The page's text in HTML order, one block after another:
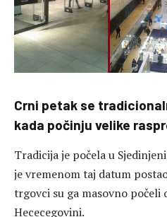
Crni petak se
kada počinju velike
Tradicija je počela u
je vremenom taj datum
trgovci su ga masovno počeli
Hececegovini.